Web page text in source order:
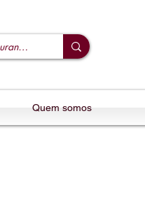
Quem somos